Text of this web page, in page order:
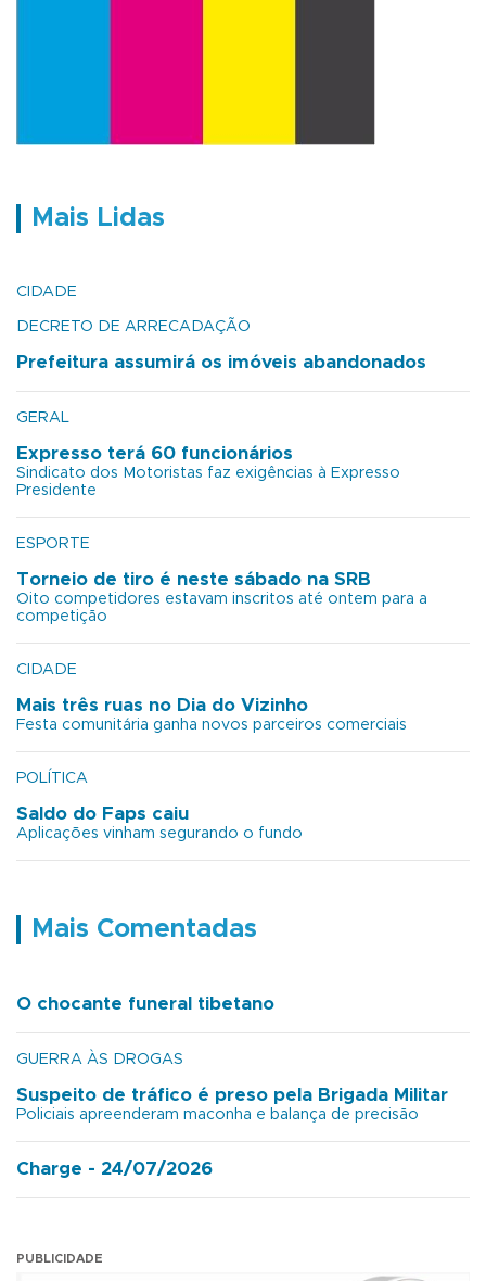
Mais Lidas
CIDADE
DECRETO DE ARRECADAÇÃO
Prefeitura assumirá os imóveis abandonados
GERAL
Expresso terá 60 funcionários
Sindicato dos Motoristas faz exigências à Expresso
Presidente
ESPORTE
Torneio de tiro é neste sábado na SRB
Oito competidores estavam inscritos até ontem para a
competição
CIDADE
Mais três ruas no Dia do Vizinho
Festa comunitária ganha novos parceiros comerciais
POLÍTICA
Saldo do Faps caiu
Aplicações vinham segurando o fundo
Mais Comentadas
O chocante funeral tibetano
GUERRA ÀS DROGAS
Suspeito de tráfico é preso pela Brigada Militar
Policiais apreenderam maconha e balança de precisão
Charge - 24/07/2026
PUBLICIDADE